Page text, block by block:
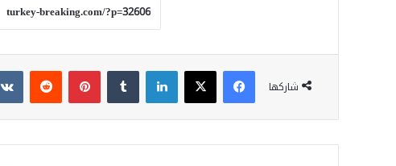
شاركها
فيسبوك‫X لينكدإن بينتيريست